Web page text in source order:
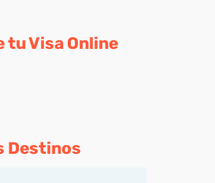
tu Visa Online
Destinos